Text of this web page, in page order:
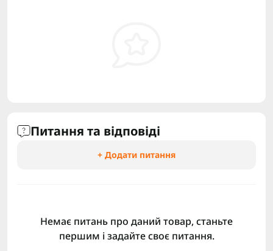
Питання та відповіді
+ Додати питання
Немає питань про даний товар, станьте
першим і задайте своє питання.